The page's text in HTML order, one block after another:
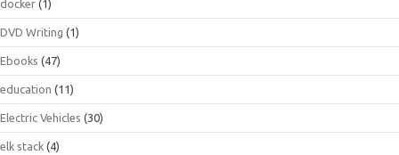
docker (1)
DVD Writing (1)
Ebooks (47)
education (11)
Electric Vehicles (30)
elk stack (4)